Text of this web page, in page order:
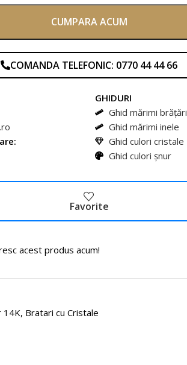
CUMPARA ACUM
COMANDA TELEFONIC: 0770 44 44 66
GHIDURI
Ghid mărimi brățări
Ghid mărimi inele
Ghid culori cristale
Ghid culori șnur
Favorite
acest produs acum!
14K, Bratari cu Cristale